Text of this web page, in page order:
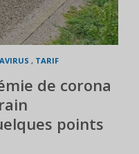
, TARIF
de corona
points